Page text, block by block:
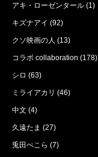
アキ・ローゼンタール (1)
キズナアイ (92)
クソ映画の人 (13)
コラボ collaboration (178)
シロ (63)
ミライアカリ (46)
中文 (4)
久遠たま (27)
兎田ぺこら (7)